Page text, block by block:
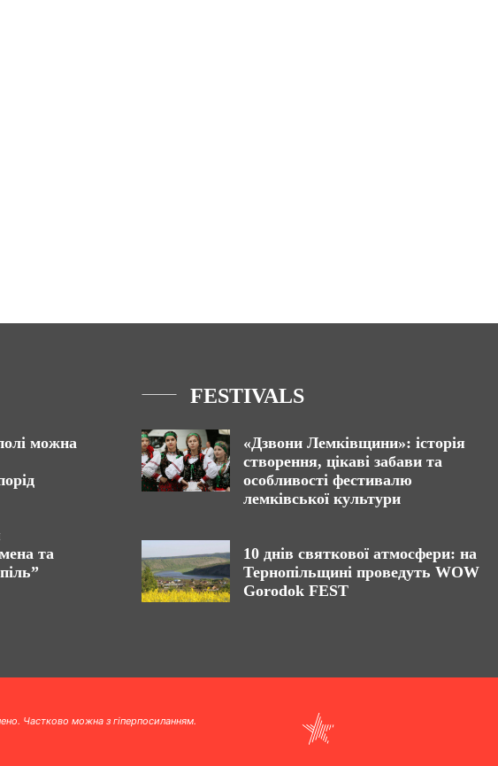
можна
та
FESTIVALS
«Дзвони Лемківщини»: історія
створення, цікаві забави та
особливості фестивалю
лемківської культури
10 днів святкової атмосфери: на
Тернопільщині проведуть WOW
Gorodok FEST
Частково можна з гіперпосиланням.